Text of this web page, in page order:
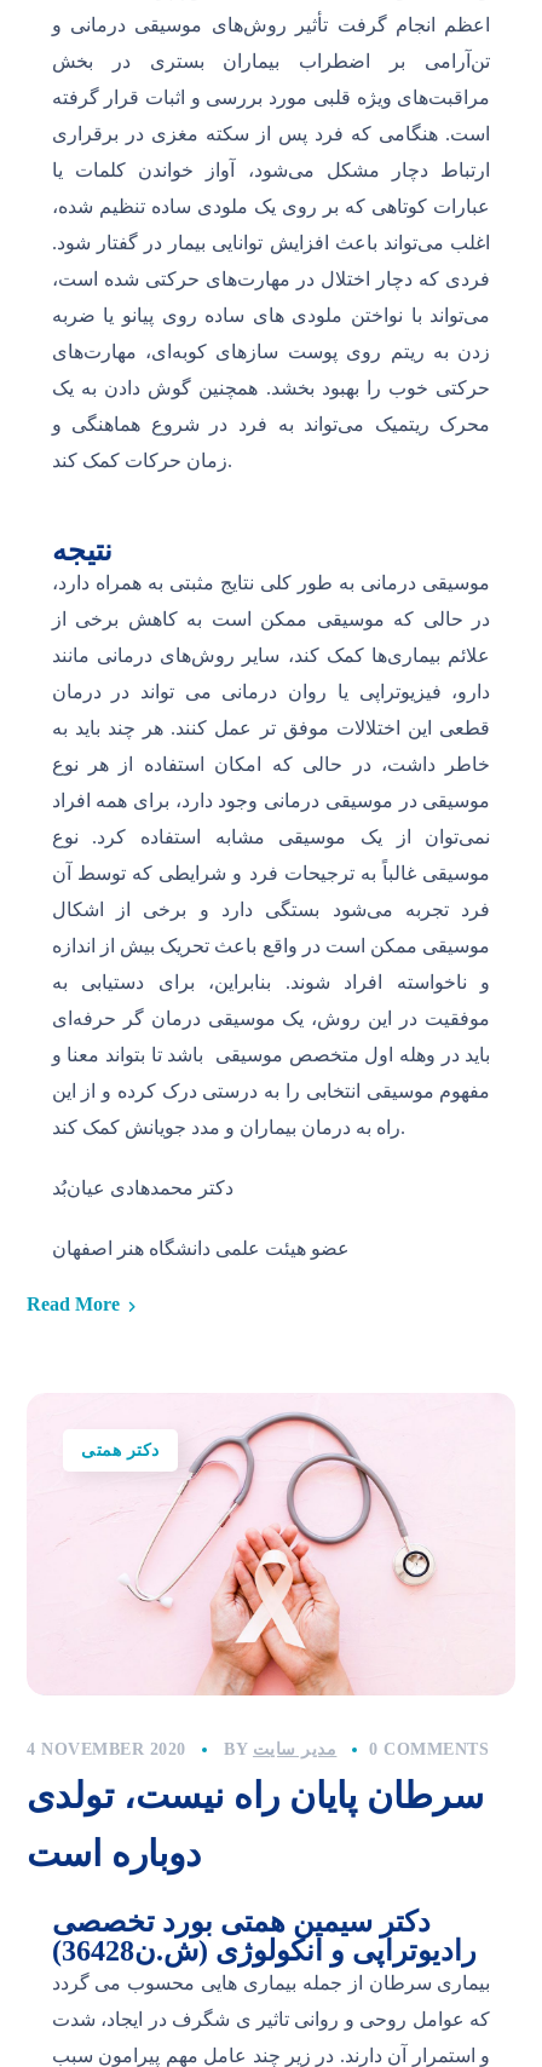
اعظم انجام گرفت تأثیر روش‌های موسیقی درمانی و
تن‌آرامی بر اضطراب بیماران بستری در بخش
مراقبت‌های ویژه قلبی مورد بررسی و اثبات قرار گرفته
است. هنگامی که فرد پس از سکته مغزی در برقراری
ارتباط دچار مشکل می‌شود، آواز خواندن کلمات یا
عبارات کوتاهی که بر روی یک ملودی ساده تنظیم شده،
اغلب می‌تواند باعث افزایش توانایی بیمار در گفتار شود.
فردی که دچار اختلال در مهارت‌های حرکتی شده است،
می‌تواند با نواختن ملودی های ساده روی پیانو یا ضربه
زدن به ریتم روی پوست سازهای کوبه‌ای، مهارت‌های
حرکتی خوب را بهبود بخشد. همچنین گوش دادن به یک
محرک ریتمیک می‌تواند به فرد در شروع هماهنگی و
زمان حرکات کمک کند.
نتیجه
موسیقی درمانی به طور کلی نتایج مثبتی به همراه دارد،
در حالی که موسیقی ممکن است به کاهش برخی از
علائم بیماری‌ها کمک کند، سایر روش‌های درمانی مانند
دارو، فیزیوتراپی یا روان درمانی می تواند در درمان
قطعی این اختلالات موفق تر عمل کنند. هر چند باید به
خاطر داشت، در حالی که امکان استفاده از هر نوع
موسیقی در موسیقی درمانی وجود دارد، برای همه افراد
نمی‌توان از یک موسیقی مشابه استفاده کرد. نوع
موسیقی غالباً به ترجیحات فرد و شرایطی که توسط آن
فرد تجربه می‌شود بستگی دارد و برخی از اشکال
موسیقی ممکن است در واقع باعث تحریک بیش از اندازه
و ناخواسته افراد شوند. بنابراین، برای دستیابی به
موفقیت در این روش، یک موسیقی درمان گر حرفه‌ای
باید در وهله اول متخصص موسیقی باشد تا بتواند معنا و
مفهوم موسیقی انتخابی را به درستی درک کرده و از این
راه به درمان بیماران و مدد جویانش کمک کند.
دکتر محمدهادی عیان‌بُد
عضو هیئت علمی دانشگاه هنر اصفهان
Read More
دکتر همتی
4 NOVEMBER 2020 BY مدیر سایت 0 COMMENTS
سرطان پایان راه نیست، تولدی
دوباره است
دکتر سیمین همتی بورد تخصصی
رادیوتراپی و انکولوژی (ش.ن36428)
بیماری سرطان از جمله بیماری هایی محسوب می گردد
که عوامل روحی و روانی تاثیر ی شگرف در ایجاد، شدت
و استمرار آن دارند. در زیر چند عامل مهم پیرامون سبب